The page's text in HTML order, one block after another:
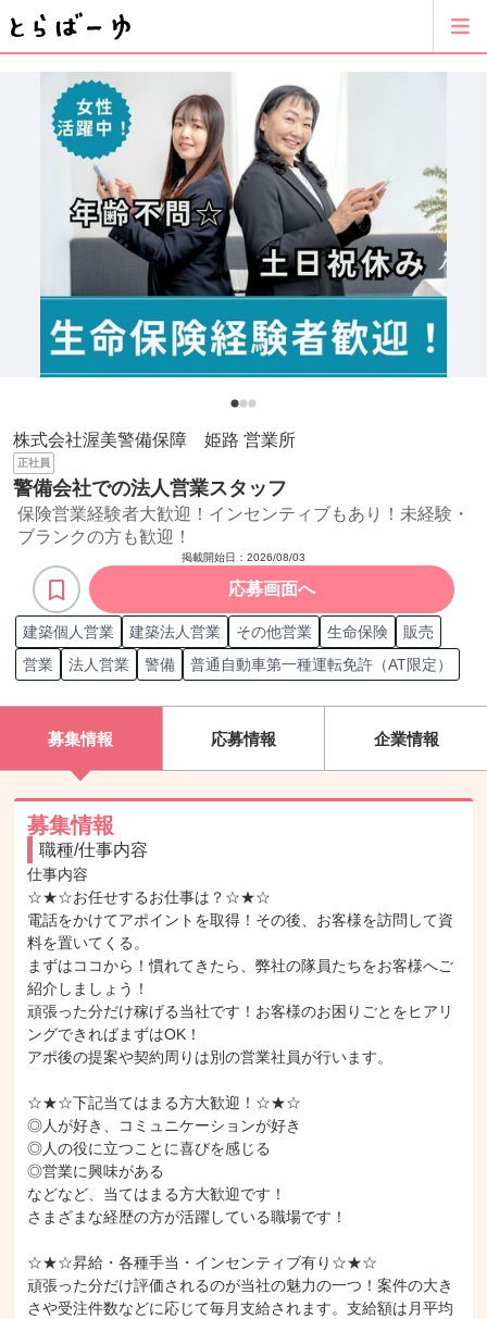
株式会社渥美警備保障 姫路 営業所
正社員
警備会社での法人営業スタッフ
保険営業経験者大歓迎！インセンティブもあり！未経験・
ブランクの方も歓迎！
掲載開始日： 2026/08/03
応募画面へ
建築個人営業 建築法人営業 その他営業 生命保険
販売
営業
法人営業 警備 普通自動車第一種運転免許（AT限定）
募集情報 応募情報 企業情報
募集情報
職種/仕事内容
仕事内容
☆★☆お任せするお仕事は？☆★☆
電話をかけてアポイントを取得！その後、お客様を訪問して資
料を置いてくる。
まずはココから！慣れてきたら、弊社の隊員たちをお客様へご
紹介しましょう！
頑張った分だけ稼げる当社です！お客様のお困りごとをヒアリ
ングできればまずはOK！
アポ後の提案や契約周りは別の営業社員が行います。
☆★☆下記当てはまる方大歓迎！☆★☆
◎人が好き、コミュニケーションが好き
◎人の役に立つことに喜びを感じる
◎営業に興味がある
などなど、当てはまる方大歓迎です！
さまざまな経歴の方が活躍している職場です！
☆★☆昇給・各種手当・インセンティブ有り☆★☆
頑張った分だけ評価されるのが当社の魅力の一つ！案件の大き
さや受注件数などに応じて毎月支給されます。支給額は月平均